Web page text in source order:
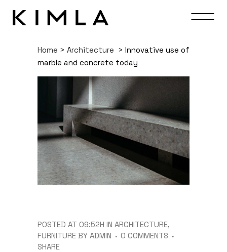
Home > Architecture > Innovative use of
marble and concrete today
POSTED AT 09:52H IN ARCHITECTURE,
FURNITURE BY ADMIN
0 COMMENTS
SHARE